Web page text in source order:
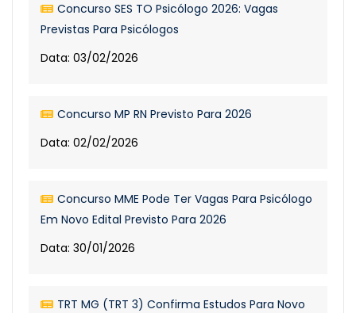
Concurso SES TO Psicólogo 2026: Vagas
Previstas Para Psicólogos
Data: 03/02/2026
Concurso MP RN Previsto Para 2026
Data: 02/02/2026
Concurso MME Pode Ter Vagas Para Psicólogo
Em Novo Edital Previsto Para 2026
Data: 30/01/2026
TRT MG (TRT 3) Confirma Estudos Para Novo